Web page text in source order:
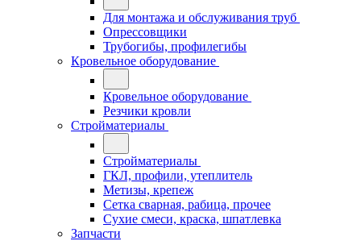
Для монтажа и обслуживания труб
Опрессовщики
Трубогибы, профилегибы
Кровельное оборудование
Кровельное оборудование
Резчики кровли
Стройматериалы
Стройматериалы
ГКЛ, профили, утеплитель
Метизы, крепеж
Сетка сварная, рабица, прочее
Сухие смеси, краска, шпатлевка
Запчасти